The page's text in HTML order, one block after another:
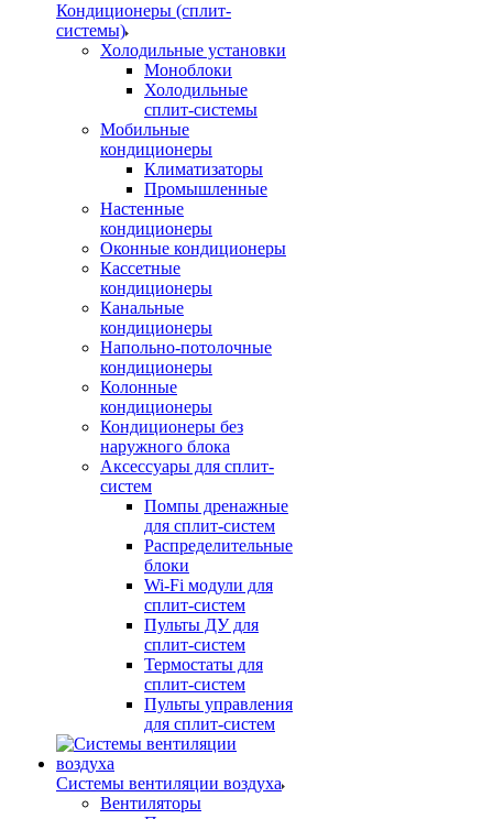
Кондиционеры (сплит-
системы)
Холодильные установки
Моноблоки
Холодильные
сплит-системы
Мобильные
кондиционеры
Климатизаторы
Промышленные
Настенные
кондиционеры
Оконные кондиционеры
Кассетные
кондиционеры
Канальные
кондиционеры
Напольно-потолочные
кондиционеры
Колонные
кондиционеры
Кондиционеры без
наружного блока
Аксессуары для сплит-
систем
Помпы дренажные
для сплит-систем
Распределительные
блоки
Wi-Fi модули для
сплит-систем
Пульты ДУ для
сплит-систем
Термостаты для
сплит-систем
Пульты управления
для сплит-систем
Системы вентиляции воздуха
Вентиляторы